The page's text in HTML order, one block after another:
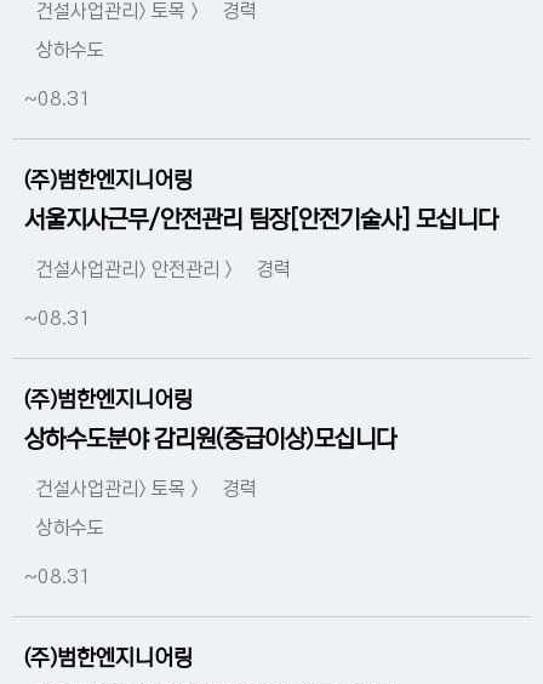
건설사업관리> 토목 >
상하수도
경력
~08.31
(주)범한엔지니어링
서울지사근무/안전관리 팀장[안전기술사] 모십니다
건설사업관리> 안전관리 > 경력
~08.31
(주)범한엔지니어링
상하수도분야 감리원(중급이상)모십니다
건설사업관리> 토목 >
상하수도
경력
~08.31
(주)범한엔지니어링